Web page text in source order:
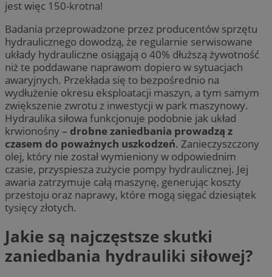
jest więc 150-krotna!
Badania przeprowadzone przez producentów sprzętu
hydraulicznego dowodzą, że regularnie serwisowane
układy hydrauliczne osiągają o 40% dłuższą żywotność
niż te poddawane naprawom dopiero w sytuacjach
awaryjnych. Przekłada się to bezpośrednio na
wydłużenie okresu eksploatacji maszyn, a tym samym
zwiększenie zwrotu z inwestycji w park maszynowy.
Hydraulika siłowa funkcjonuje podobnie jak układ
krwionośny – drobne zaniedbania prowadzą z
czasem do poważnych uszkodzeń. Zanieczyszczony
olej, który nie został wymieniony w odpowiednim
czasie, przyspiesza zużycie pompy hydraulicznej. Jej
awaria zatrzymuje całą maszynę, generując koszty
przestoju oraz naprawy, które mogą sięgać dziesiątek
tysięcy złotych.
Jakie są najczęstsze skutki
zaniedbania hydrauliki siłowej?